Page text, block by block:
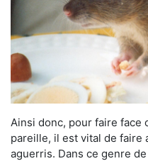
Ainsi donc, pour faire face
pareille, il est vital de faire
aguerris. Dans ce genre